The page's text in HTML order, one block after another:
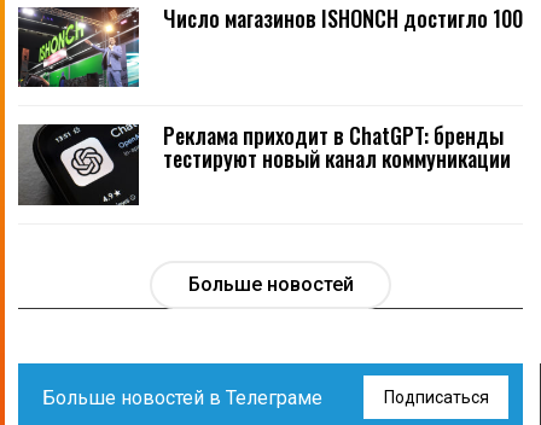
Число магазинов ISHONCH достигло 100
Реклама приходит в ChatGPT: бренды
тестируют новый канал коммуникации
Больше новостей
Больше новостей в Телеграме Подписаться